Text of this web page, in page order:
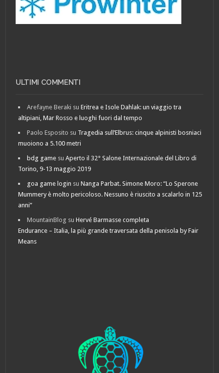
ULTIMI COMMENTI
Arefayne Beraki suEritrea e Isole Dahlak: un viaggio tra
altipiani, Mar Rosso e luoghi fuori dal tempo
Paolo Esposito su Tragedia sull’Elbrus: cinque alpinisti bosniaci
muoiono a 5.100 metri
bdg game suAperto il 32° Salone Internazionale del Libro di
Torino, 9-13 maggio 2019
goa game login suNanga Parbat. Simone Moro: “Lo Sperone
Mummery è molto pericoloso. Nessuno è riuscito a scalarlo in 125
anni”
MountainBlog suHervé Barmasse completa
Endurance – Italia, la più grande traversata della penisola by Fair
Means